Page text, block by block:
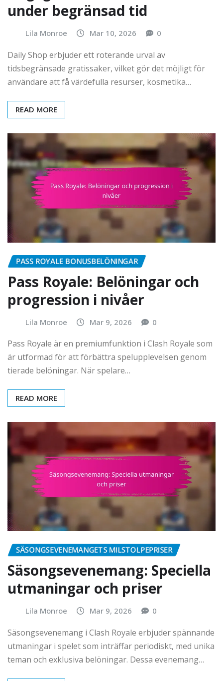
under begränsad tid
Lila Monroe Mar 10, 2026 0
Daily Shop erbjuder ett roterande urval av
tidsbegränsade gratissaker, vilket gör det möjligt för
användare att få värdefulla resurser, kosmetika…
READ MORE
PASS ROYALE BONUSBELÖNINGAR
Pass Royale: Belöningar och
progression i nivåer
Lila Monroe Mar 9, 2026 0
Pass Royale är en premiumfunktion i Clash Royale som
är utformad för att förbättra spelupplevelsen genom
tierade belöningar. När spelare…
READ MORE
SÄSONGSEVENEMANGETS MILSTOLPEPRISER
Säsongsevenemang: Speciella
utmaningar och priser
Lila Monroe Mar 9, 2026 0
Säsongsevenemang i Clash Royale erbjuder spännande
utmaningar i spelet som inträffar periodiskt, med unika
teman och exklusiva belöningar. Dessa evenemang…